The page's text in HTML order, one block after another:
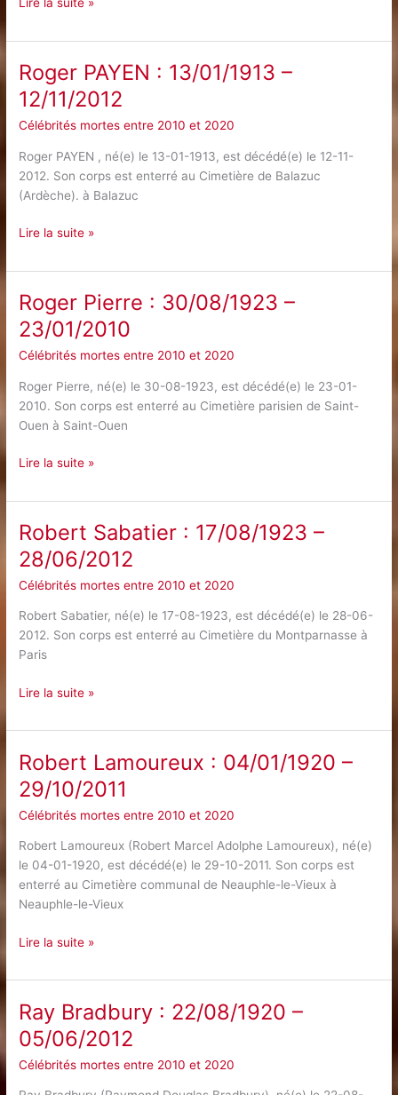
:
11/06/1945
–
29/04/2012
Lire la suite »
Roger PAYEN : 13/01/1913 –
12/11/2012
Célébrités mortes entre 2010 et 2020
Roger PAYEN , né(e) le 13-01-1913, est décédé(e) le 12-11-
2012. Son corps est enterré au Cimetière de Balazuc
(Ardèche). à Balazuc
Roger
:
–
12/11/2012
Lire la suite »
Roger Pierre : 30/08/1923 –
23/01/2010
Célébrités mortes entre 2010 et 2020
Roger Pierre, né(e) le 30-08-1923, est décédé(e) le 23-01-
2010. Son corps est enterré au Cimetière parisien de Saint-
Ouen à Saint-Ouen
Roger
:
–
23/01/2010
Lire la suite »
Robert Sabatier : 17/08/1923 –
28/06/2012
Célébrités mortes entre 2010 et 2020
Robert Sabatier, né(e) le 17-08-1923, est décédé(e) le 28-06-
2012. Son corps est enterré au Cimetière du Montparnasse à
Paris
Robert
:
–
28/06/2012
Lire la suite »
Robert Lamoureux : 04/01/1920 –
29/10/2011
Célébrités mortes entre 2010 et 2020
Robert Lamoureux (Robert Marcel Adolphe Lamoureux), né(e)
le 04-01-1920, est décédé(e) le 29-10-2011. Son corps est
enterré au Cimetière communal de Neauphle-le-Vieux à
Neauphle-le-Vieux
Robert
:
–
29/10/2011
Lire la suite »
Ray Bradbury : 22/08/1920 –
05/06/2012
Célébrités mortes entre 2010 et 2020